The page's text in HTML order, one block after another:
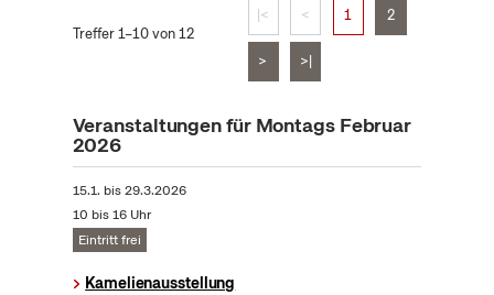
Treffer 1–10 von 12
|< < 1 2
> >|
Veranstaltungen für Montags Februar
2026
15.1. bis29.3.2026
10 bis 16 Uhr
Eintritt frei
Kamelienausstellung